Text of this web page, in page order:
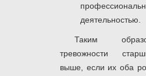
деятельностью.
Таким
тревожности
выше, если их оба